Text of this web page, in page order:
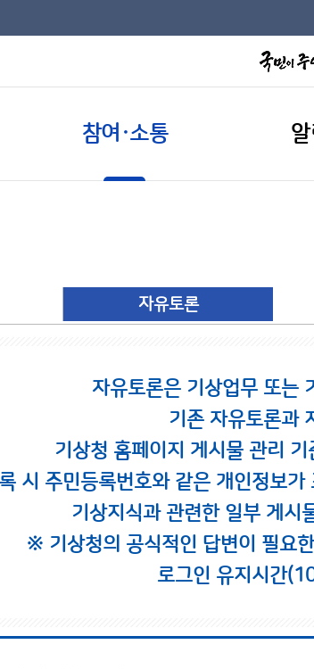
참여·소통
자유토론
자유토론은 기상업무 또는
기존 자유토론과
기상청 홈페이지 게시물 관리
시 주민등록번호와 같은 개인정보
기상지식과 관련한 일부 게시
※ 기상청의 공식적인 답변이 필요
로그인 유지시간